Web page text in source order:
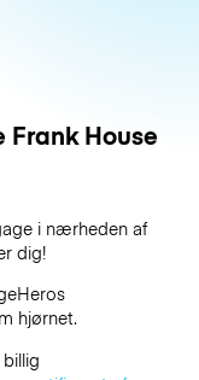
House
i nærheden af
dig!
hjørnet.